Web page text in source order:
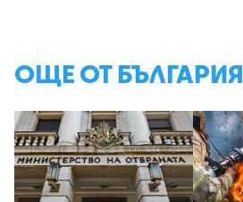
ОЩЕ ОТ БЪЛГАРИЯ